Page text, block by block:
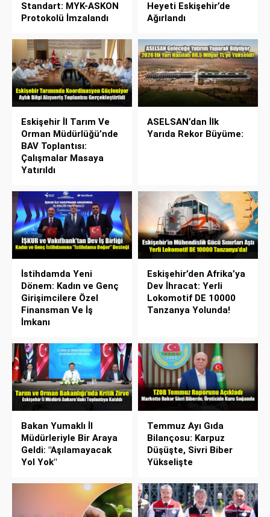
Standart: MYK-ASKON
Protokolü İmzalandı
Heyeti Eskişehir’de
Ağırlandı
Eskişehir İl Tarım Ve
Orman Müdürlüğü’nde
BAV Toplantısı:
Çalışmalar Masaya
Yatırıldı
ASELSAN’dan İlk
Yarıda Rekor Büyüme:
İstihdamda Yeni
Dönem: Kadın ve Genç
Girişimcilere Özel
Finansman Ve İş
İmkanı
Eskişehir’den Afrika’ya
Dev İhracat: Yerli
Lokomotif DE 10000
Tanzanya Yolunda!
Bakan Yumaklı İl
Müdürleriyle Bir Araya
Geldi: "Aşılamayacak
Yol Yok"
Temmuz Ayı Gıda
Bilançosu: Karpuz
Düşüşte, Sivri Biber
Yükselişte